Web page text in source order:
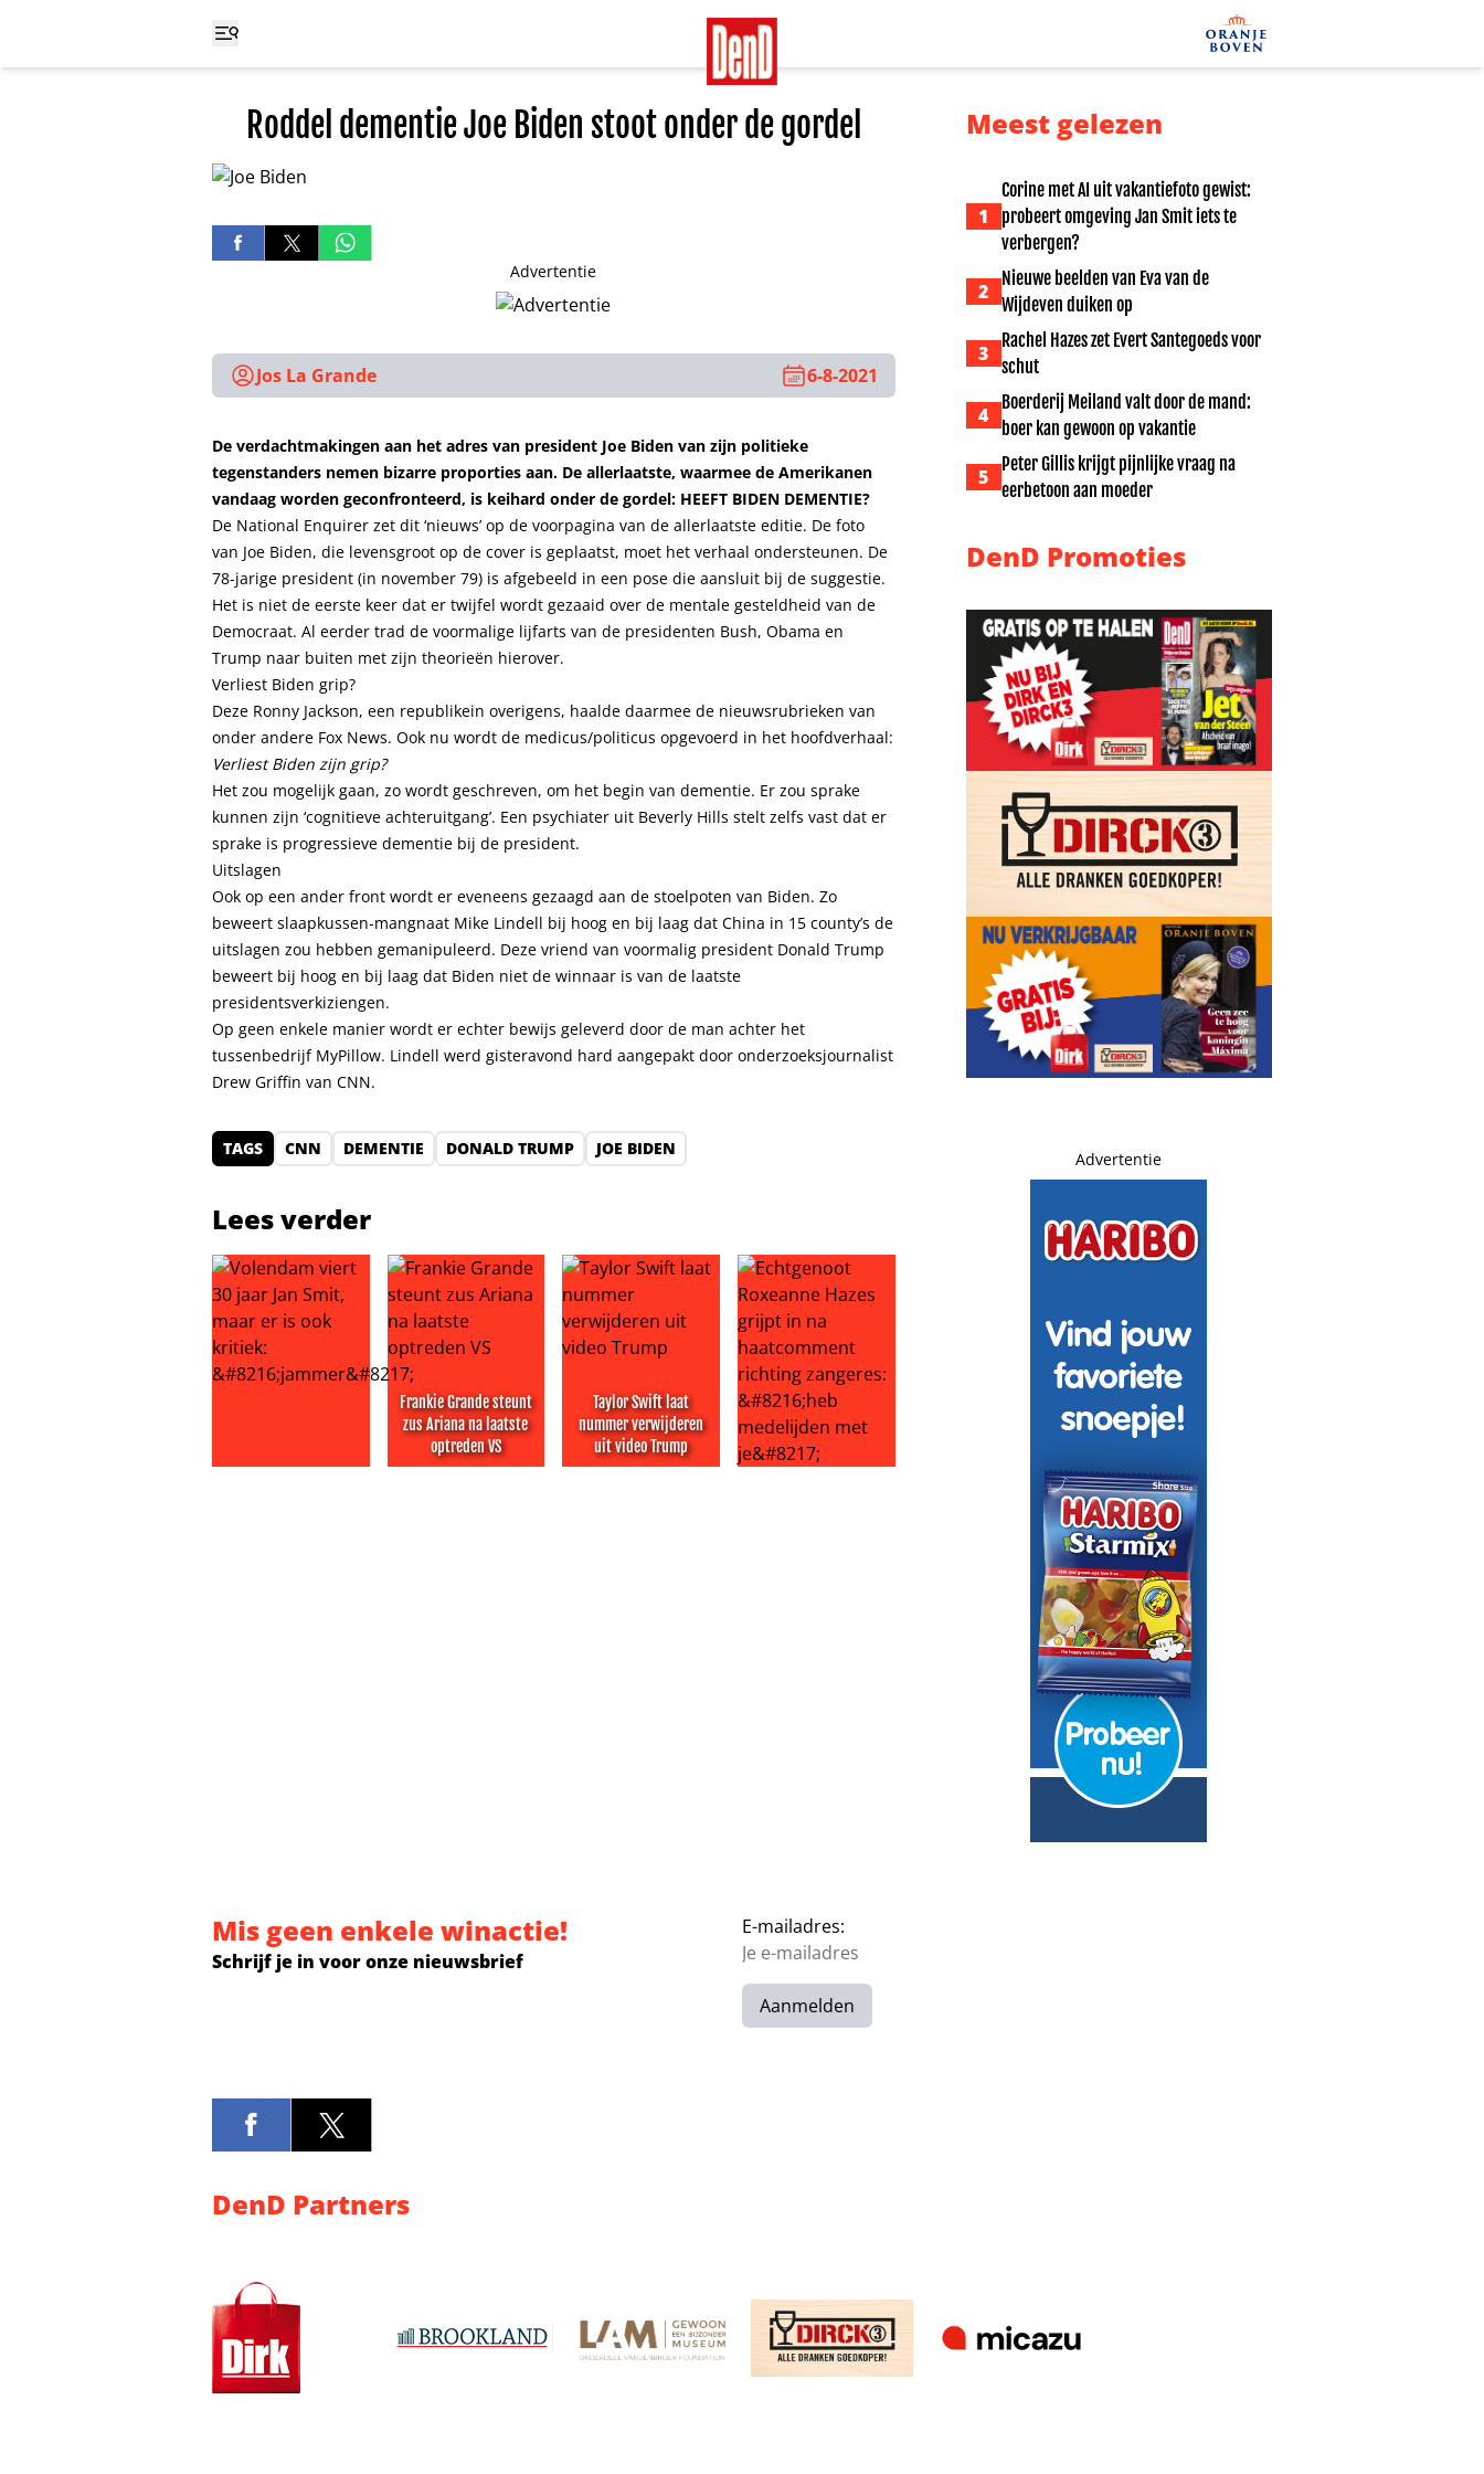
Roddel dementie Joe Biden stoot onder de gordel
Advertentie
Jos La Grande 6-8-2021
De verdachtmakingen aan het adres van president Joe Biden van zijn politieke
tegenstanders nemen bizarre proporties aan. De allerlaatste, waarmee de Amerikanen
vandaag worden geconfronteerd, is keihard onder de gordel: HEEFT BIDEN DEMENTIE?
De National Enquirer zet dit ‘nieuws’ op de voorpagina van de allerlaatste editie. De foto
van Joe Biden, die levensgroot op de cover is geplaatst, moet het verhaal ondersteunen. De
78-jarige president (in november 79) is afgebeeld in een pose die aansluit bij de suggestie.
Het is niet de eerste keer dat er twijfel wordt gezaaid over de mentale gesteldheid van de
Democraat. Al eerder trad de voormalige lijfarts van de presidenten Bush, Obama en
Trump naar buiten met zijn theorieën hierover.
Verliest Biden grip?
Deze Ronny Jackson, een republikein overigens, haalde daarmee de nieuwsrubrieken van
onder andere Fox News. Ook nu wordt de medicus/politicus opgevoerd in het hoofdverhaal:
Verliest Biden zijn grip?
Het zou mogelijk gaan, zo wordt geschreven, om het begin van dementie. Er zou sprake
kunnen zijn ‘cognitieve achteruitgang’. Een psychiater uit Beverly Hills stelt zelfs vast dat er
sprake is progressieve dementie bij de president.
Uitslagen
Ook op een ander front wordt er eveneens gezaagd aan de stoelpoten van Biden. Zo
beweert slaapkussen-mangnaat Mike Lindell bij hoog en bij laag dat China in 15 county’s de
uitslagen zou hebben gemanipuleerd. Deze vriend van voormalig president Donald Trump
beweert bij hoog en bij laag dat Biden niet de winnaar is van de laatste
presidentsverkiziengen.
Op geen enkele manier wordt er echter bewijs geleverd door de man achter het
tussenbedrijf MyPillow. Lindell werd gisteravond hard aangepakt door onderzoeksjournalist
Drew Griffin van CNN.
TAGS CNN DEMENTIE DONALD TRUMP JOE BIDEN
Lees verder
Frankie Grande steunt
zus Ariana na laatste
optreden VS
Taylor Swift laat
nummer verwijderen
uit video Trump
Echtgenoot Roxeanne Hazes grijpt in na haatcomment richting zangeres: ‘heb medelijden
Meest gelezen
1
Corine met AI uit vakantiefoto gewist:
probeert omgeving Jan Smit iets te
verbergen?
2
Nieuwe beelden van Eva van de
Wijdeven duiken op
3
Rachel Hazes zet Evert Santegoeds voor
schut
4
Boerderij Meiland valt door de mand:
boer kan gewoon op vakantie
5
Peter Gillis krijgt pijnlijke vraag na
eerbetoon aan moeder
DenD Promoties
Advertentie
Mis geen enkele winactie!
Schrijf je in voor onze nieuwsbrief
E-mailadres:
Aanmelden
DenD Partners